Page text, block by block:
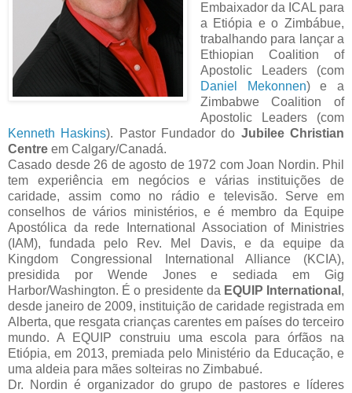
Embaixador da ICAL para
a Etiópia e o Zimbábue,
trabalhando para lançar a
Ethiopian Coalition of
Apostolic Leaders (com
Daniel Mekonnen) e a
Zimbabwe Coalition of
Apostolic Leaders (com
Kenneth Haskins). Pastor Fundador do Jubilee Christian
Centre em Calgary/Canadá.
Casado desde 26 de agosto de 1972 com Joan Nordin. Phil
tem experiência em negócios e várias instituições de
caridade, assim como no rádio e televisão. Serve em
conselhos de vários ministérios, e é membro da Equipe
Apostólica da rede International Association of Ministries
(IAM), fundada pelo Rev. Mel Davis, e da equipe da
Kingdom Congressional International Alliance (KCIA),
presidida por Wende Jones e sediada em Gig
Harbor/Washington. É o presidente da EQUIP International ,
desde janeiro de 2009, instituição de caridade registrada em
Alberta, que resgata crianças carentes em países do terceiro
mundo. A EQUIP construiu uma escola para órfãos na
Etiópia, em 2013, premiada pelo Ministério da Educação, e
uma aldeia para mães solteiras no Zimbabué.
Dr. Nordin é organizador do grupo de pastores e líderes